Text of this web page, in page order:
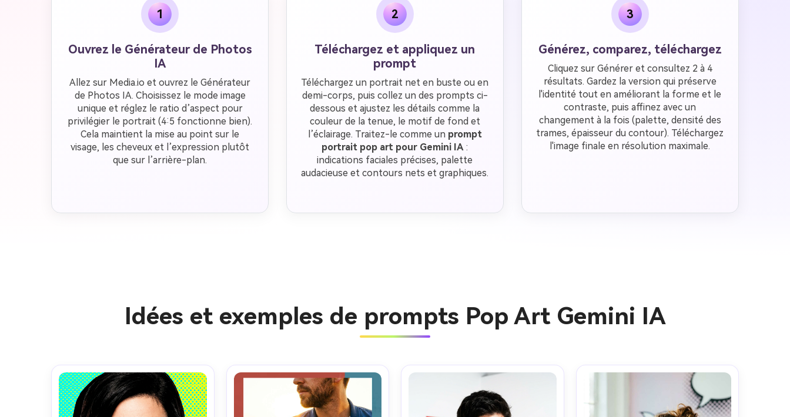
1
Ouvrez le Générateur de Photos
IA
Allez sur Media.io et ouvrez le Générateur
de Photos IA. Choisissez le mode image
unique et réglez le ratio d’aspect pour
privilégier le portrait (4:5 fonctionne bien).
Cela maintient la mise au point sur le
visage, les cheveux et l’expression plutôt
que sur l’arrière-plan.
2
Téléchargez et appliquez un
prompt
Téléchargez un portrait net en buste ou en
demi-corps, puis collez un des prompts ci-
dessous et ajustez les détails comme la
couleur de la tenue, le motif de fond et
l’éclairage. Traitez-le comme un prompt
portrait pop art pour Gemini IA :
indications faciales précises, palette
audacieuse et contours nets et graphiques.
3
Générez, comparez, téléchargez
Cliquez sur Générer et consultez 2 à 4
résultats. Gardez la version qui préserve
l'identité tout en améliorant la forme et le
contraste, puis affinez avec un
changement à la fois (palette, densité des
trames, épaisseur du contour). Téléchargez
l'image finale en résolution maximale.
Idées et exemples de prompts Pop Art Gemini IA